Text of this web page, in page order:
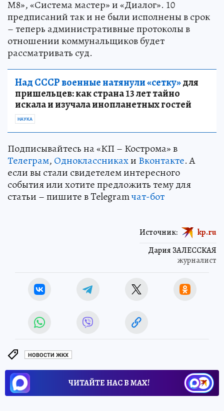
М8», «Система мастер» и «Диалог». 10
предписаний так и не были исполнены в срок
– теперь административные протоколы в
отношении коммунальщиков будет
рассматривать суд.
Над СССР военные натянули «сетку»для
пришельцев: как страна 13 лет тайно
искала и изучала инопланетных гостей
НАУКА
Подписывайтесь на «КП – Кострома» в
Телеграм, Одноклассникахи Вконтакте. А
если вы стали свидетелем интересного
события или хотите предложить тему для
статьи – пишите в Telegramчат-бот
Дария ЗАЛЕССКАЯ
журналист
Источник: kp.ru
НОВОСТИ ЖКХ
ЧИТАЙТЕ НАС В МАХ!